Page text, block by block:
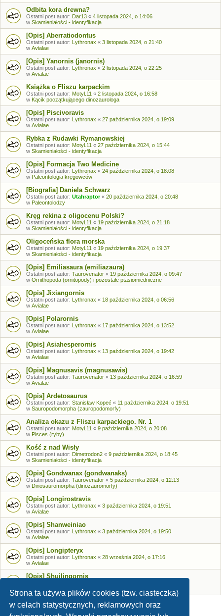
Strona ta używa plików cookies (tzw. ciasteczka)
w celach statystycznych, reklamowych oraz
Odbita kora drewna?
Ostatni post autor: Dar13 « 4 listopada 2024, o 14:06
w Skamieniałości - identyfikacja
[Opis] Aberratiodontus
Ostatni post autor: Lythronax « 3 listopada 2024, o 21:40
w Avialae
[Opis] Yanornis (janornis)
Ostatni post autor: Lythronax « 2 listopada 2024, o 22:25
w Avialae
Książka o Fliszu karpackim
Ostatni post autor: Motyl.11 « 2 listopada 2024, o 16:58
w Kącik początkującego dinozaurologa
[Opis] Piscivoravis
Ostatni post autor: Lythronax « 27 października 2024, o 19:09
w Avialae
Rybka z Rudawki Rymanowskiej
Ostatni post autor: Motyl.11 « 27 października 2024, o 15:44
w Skamieniałości - identyfikacja
[Opis] Formacja Two Medicine
Ostatni post autor: Lythronax « 24 października 2024, o 18:08
w Paleontologia kręgowców
[Biografia] Daniela Schwarz
Ostatni post autor: Utahraptor« 20 października 2024, o 20:48
w Paleontolodzy
Kręg rekina z oligocenu Polski?
Ostatni post autor: Motyl.11 « 19 października 2024, o 21:18
w Skamieniałości - identyfikacja
Oligoceńska flora morska
Ostatni post autor: Motyl.11 « 19 października 2024, o 19:37
w Skamieniałości - identyfikacja
[Opis] Emiliasaura (emiliazaura)
Ostatni post autor: Taurovenator « 19 października 2024, o 09:47
w Ornithopoda (ornitopody) i pozostałe ptasiomiedniczne
[Opis] Jixiangornis
Ostatni post autor: Lythronax « 18 października 2024, o 06:56
w Avialae
[Opis] Polarornis
Ostatni post autor: Lythronax « 17 października 2024, o 13:52
w Avialae
[Opis] Asiahesperornis
Ostatni post autor: Lythronax « 13 października 2024, o 19:42
w Avialae
[Opis] Magnusavis (magnusawis)
Ostatni post autor: Taurovenator « 13 października 2024, o 16:59
w Avialae
[Opis] Ardetosaurus
Ostatni post autor: Stanisław Kopeć « 11 października 2024, o 19:51
w Sauropodomorpha (zauropodomorfy)
Analiza okazu z Fliszu karpackiego. Nr. 1
Ostatni post autor: Motyl.11 « 9 października 2024, o 20:08
w Pisces (ryby)
Kość z nad Wisły
Ostatni post autor: Dimetrodon2 « 9 października 2024, o 18:45
w Skamieniałości - identyfikacja
[Opis] Gondwanax (gondwanaks)
Ostatni post autor: Taurovenator « 5 października 2024, o 12:13
w Dinosauromorpha (dinozauromorfy)
[Opis] Longirostravis
Ostatni post autor: Lythronax « 3 października 2024, o 19:51
w Avialae
[Opis] Shanweiniao
Ostatni post autor: Lythronax « 3 października 2024, o 19:50
w Avialae
[Opis] Longipteryx
Ostatni post autor: Lythronax « 28 września 2024, o 17:16
w Avialae
[Opis] Shuilingornis